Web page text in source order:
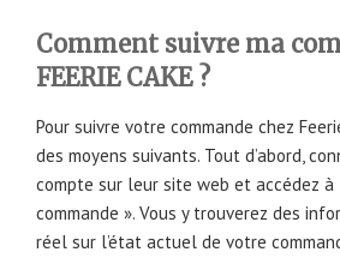
Comment suivre ma
FEERIE CAKE ?
Pour suivre votre commande chez
des moyens suivants. Tout d’abord,
compte sur leur site web et accédez à
commande ». Vous y trouverez des
réel sur l’état actuel de votre